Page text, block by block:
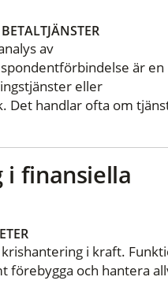
BETALTJÄNSTER
av
är en
eller
Det handlar ofta om
finansiella
i kraft.
förebygga och hantera